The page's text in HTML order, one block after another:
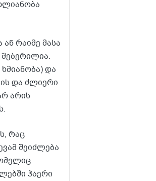
რაიმე მასა
და
და ძლიერი
არის
რაც
შეიძლება
ჰაერი